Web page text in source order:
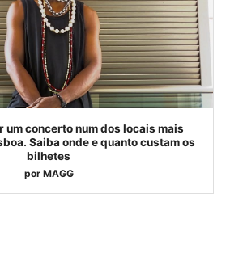
um concerto num dos locais mais
Saiba onde e quanto custam os
bilhetes
por MAGG